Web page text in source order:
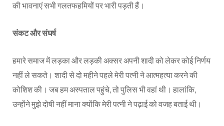
की भावनाएं सभी गलतफहमियों पर भारी पड़ती हैं।
संकट और संघर्ष
हमारे समाज में लड़का और लड़की अक्सर अपनी शादी को लेकर कोई निर्णय
नहीं ले सकते। शादी से दो महीने पहले मेरी पत्नी ने आत्महत्या करने की
कोशिश की। जब हम अस्पताल पहुंचे, तो पुलिस भी वहां थी। हालांकि,
उन्होंने मुझे दोषी नहीं माना क्योंकि मेरी पत्नी ने पढ़ाई को वजह बताई थी।